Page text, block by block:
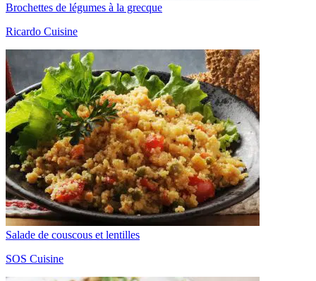
Brochettes de légumes à la grecque
Ricardo Cuisine
Salade de couscous et lentilles
SOS Cuisine